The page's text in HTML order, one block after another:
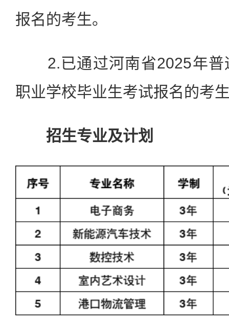
报名的考生。
2.已通过河南省2025年普
职业学校毕业生考试报名的考
招生专业及计划